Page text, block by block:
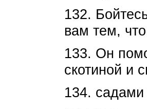
132.
вам тем,
133. Он
скотиной и
134. садами